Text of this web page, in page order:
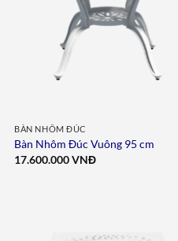
BÀN NHÔM ĐÚC
Bàn Nhôm Đúc Vuông 95 cm
17.600.000VNĐ